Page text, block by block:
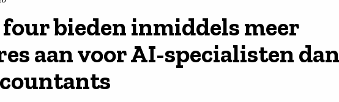
four bieden inmiddels meer
aan voor AI-specialisten dan